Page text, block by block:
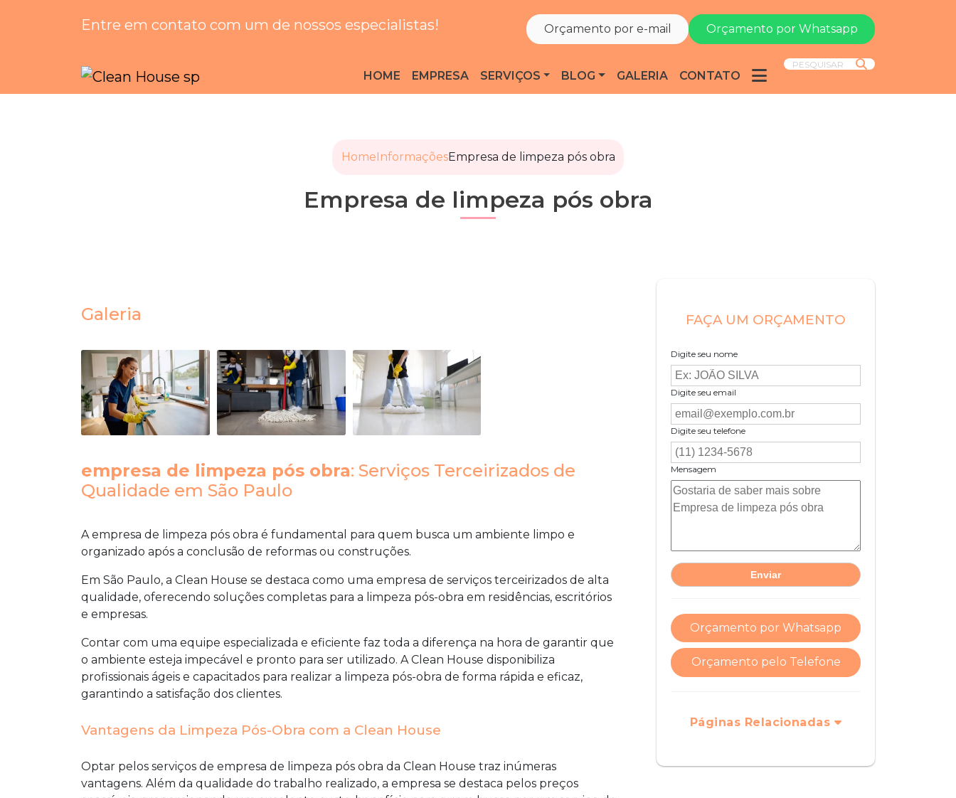
Entre em contato com um de nossos especialistas! Orçamento por e-mail Orçamento por Whatsapp
HOME EMPRESA SERVIÇOS BLOG GALERIA CONTATO
PESQUISAR
HomeInformaçõesEmpresa de limpeza pós obra
Empresa de limpeza pós obra
Galeria
empresa de limpeza pós obra: Serviços Terceirizados de
Qualidade em São Paulo
Aempresa de limpeza pós obra é fundamental para quem busca um ambiente limpo e
organizado após a conclusão de reformas ou construções.
Em São Paulo, a Clean House se destaca como uma empresa de serviços terceirizados de alta
qualidade, oferecendo soluções completas para a limpeza pós-obra em residências, escritórios
e empresas.
Contar com uma equipe especializada e eficiente faz toda a diferença na hora de garantir que
o ambiente esteja impecável e pronto para ser utilizado. A Clean House disponibiliza
profissionais ágeis e capacitados para realizar a limpeza pós-obra de forma rápida e eficaz,
garantindo a satisfação dos clientes.
Vantagens da Limpeza Pós-Obra com a Clean House
Optar pelos serviços de empresa de limpeza pós obra da Clean House traz inúmeras
vantagens. Além da qualidade do trabalho realizado, a empresa se destaca pelos preços
FAÇA UM ORÇAMENTO
Digite seu nome
Digite seu email
Digite seu telefone
Mensagem
Orçamento por Whatsapp
Orçamento pelo Telefone
Páginas Relacionadas